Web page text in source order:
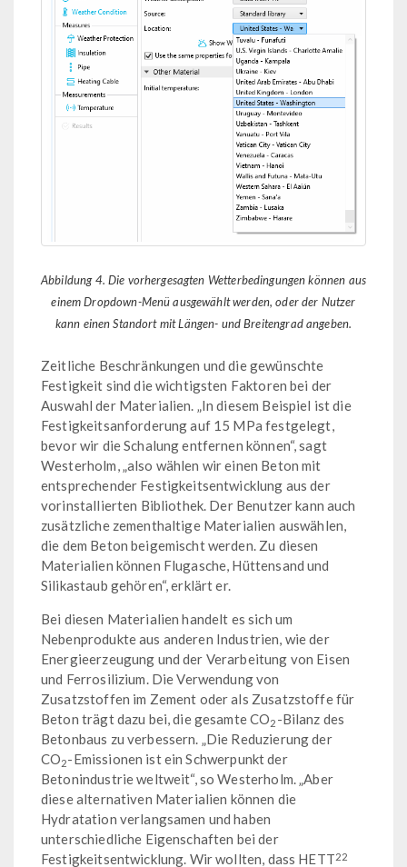
Abbildung 4. Die vorhergesagten Wetterbedingungen können aus
einem Dropdown-Menü ausgewählt werden, oder der Nutzer
kann einen Standort mit Längen- und Breitengrad angeben.
Zeitliche Beschränkungen und die gewünschte
Festigkeit sind die wichtigsten Faktoren bei der
Auswahl der Materialien. „In diesem Beispiel ist die
Festigkeitsanforderung auf 15 MPa festgelegt,
bevor wir die Schalung entfernen können“, sagt
Westerholm, „also wählen wir einen Beton mit
entsprechender Festigkeitsentwicklung aus der
vorinstallierten Bibliothek. Der Benutzer kann auch
zusätzliche zementhaltige Materialien auswählen,
die dem Beton beigemischt werden. Zu diesen
Materialien können Flugasche, Hüttensand und
Silikastaub gehören“, erklärt er.
Bei diesen Materialien handelt es sich um
Nebenprodukte aus anderen Industrien, wie der
Energieerzeugung und der Verarbeitung von Eisen
und Ferrosilizium. Die Verwendung von
Zusatzstoffen im Zement oder als Zusatzstoffe für
Beton trägt dazu bei, die gesamte CO2 -Bilanz des
Betonbaus zu verbessern. „Die Reduzierung der
CO2-Emissionen ist ein Schwerpunkt der
Betonindustrie weltweit“, so Westerholm. „Aber
diese alternativen Materialien können die
Hydratation verlangsamen und haben
unterschiedliche Eigenschaften bei der
Festigkeitsentwicklung. Wir wollten, dass HETT22